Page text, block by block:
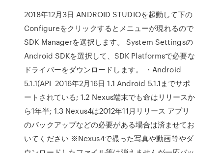
2018年12月3日 ANDROID STUDIOを起動して下の
Configureをクリックするとメニューが現れるので
SDK Managerを選択します。 System Settingsの
Android SDKを選択して、SDK Platformsで必要な
ドライバーをダウンロードします。 ・Android
5.1.1(API 2016年2月16日 1.1 Android 5.1.1までサポ
ートされている; 1.2 Nexus端末でも命はリリースか
ら1年半; 1.3 Nexus4は2012年11月リリース アプリ
のバックアップなどの必要がある場合は済ませてお
いてください ※Nexus4で撮った写真や動画等やダ